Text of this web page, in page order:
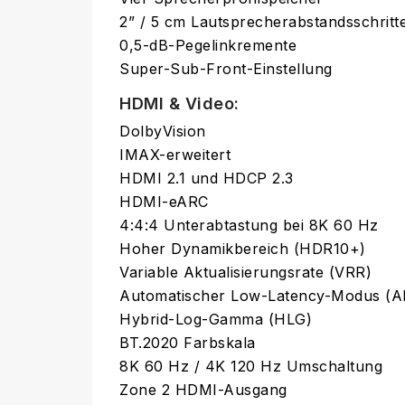
2” / 5 cm
0,5-dB-Pegelinkremente
Super-Sub-Front-Einstellung
HDMI & Video:
DolbyVision
IMAX-erweitert
HDMI 2.1 und HDCP 2.3
HDMI-eARC
4:4:4 Unterabtastung bei 8K 60 Hz
Hoher Dynamikbereich (HDR10+)
Variable Aktualisierungsrate (VRR)
Automatischer Low-Latency-Modus
Hybrid-Log-Gamma (HLG)
BT.2020 Farbskala
8K 60 Hz / 4K 120 Hz Umschaltung
Zone 2 HDMI-Ausgang